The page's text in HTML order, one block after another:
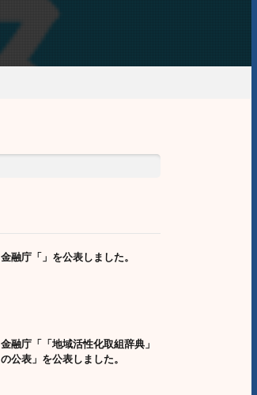
金融庁「」を公表しました。
金融庁「「地域活性化取組辞典」
の公表」を公表しました。